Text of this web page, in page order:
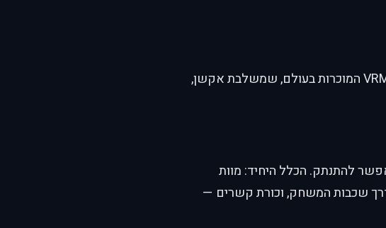
אומנות החרב אונליין (Sword Art Online) היא אחת מסדרות ה-VRMMO המוכרות בעולם, שמשלבת אקשן,
להתנתק. הכלל היחיד: מוות
שכבות המשחק, וכורת קשרים —